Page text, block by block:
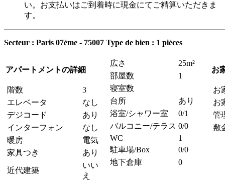
い。お支払いはご到着時に現金にてご精算いただきま
す。
Secteur : Paris 07ème - 75007 Type de bien : 1 pièces
アパートメントの詳細
階数
3
エレベータ
なし
デジコード
あり
インターフォン
なし
暖房
電気
家具つき
あり
近代建築
いい
え
広さ
25m²
部屋数
1
寝室数
台所
あり
浴室/シャワー室
0/1
バルコニー/テラス 0/0
WC
1
駐車場/Box
0/0
地下倉庫
0
お
お
お
管
敷